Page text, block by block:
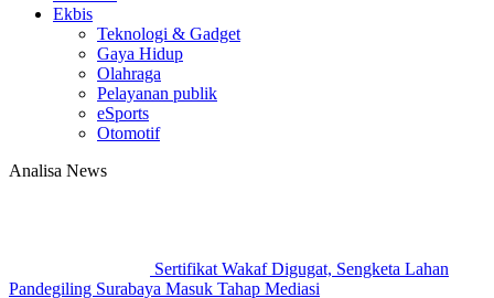
Ekbis
Teknologi & Gadget
Gaya Hidup
Olahraga
Pelayanan publik
eSports
Otomotif
Analisa News
Sertifikat Wakaf Digugat, Sengketa Lahan
Pandegiling Surabaya Masuk Tahap Mediasi